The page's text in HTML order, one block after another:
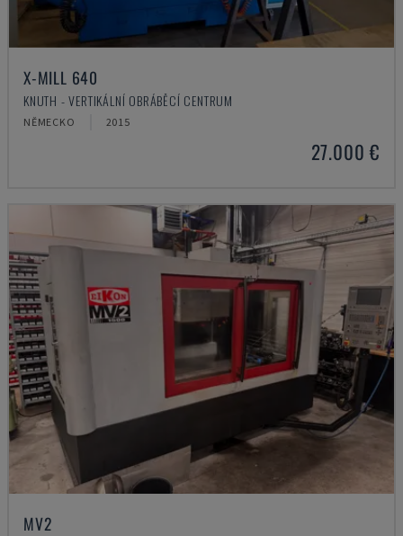
X-MILL 640
KNUTH - VERTIKÁLNÍ OBRÁBĚCÍ CENTRUM
NĚMECKO 2015
27.000 €
MV2